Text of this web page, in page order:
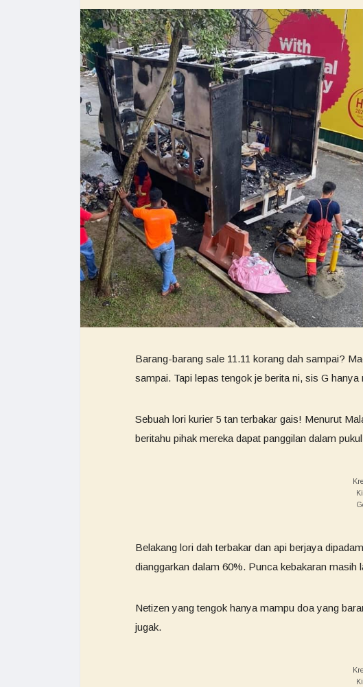
Barang-barang sale 11.11 korang dah sampai?
sampai. Tapi lepas tengok je berita ni, sis G hanya
Sebuah lori kurier 5 tan terbakar gais! Menurut
beritahu pihak mereka dapat panggilan dalam
Belakang lori dah terbakar dan api berjaya
dianggarkan dalam 60%. Punca kebakaran masih
Netizen yang tengok hanya mampu doa yang
jugak.